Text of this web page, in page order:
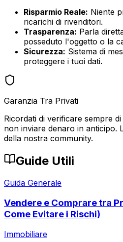
Risparmio Reale: Niente
ricarichi di rivenditori.
Trasparenza: Parla
posseduto l'oggetto o la
Sicurezza: Sistema di
proteggere i tuoi dati.
Garanzia Tra Privati
Ricordati di verificare sempre
non inviare denaro in anticipo.
della nostra community.
Guide Utili
Guida Generale
Vendere e Comprare tra
Come Evitare i Rischi)
Immobiliare